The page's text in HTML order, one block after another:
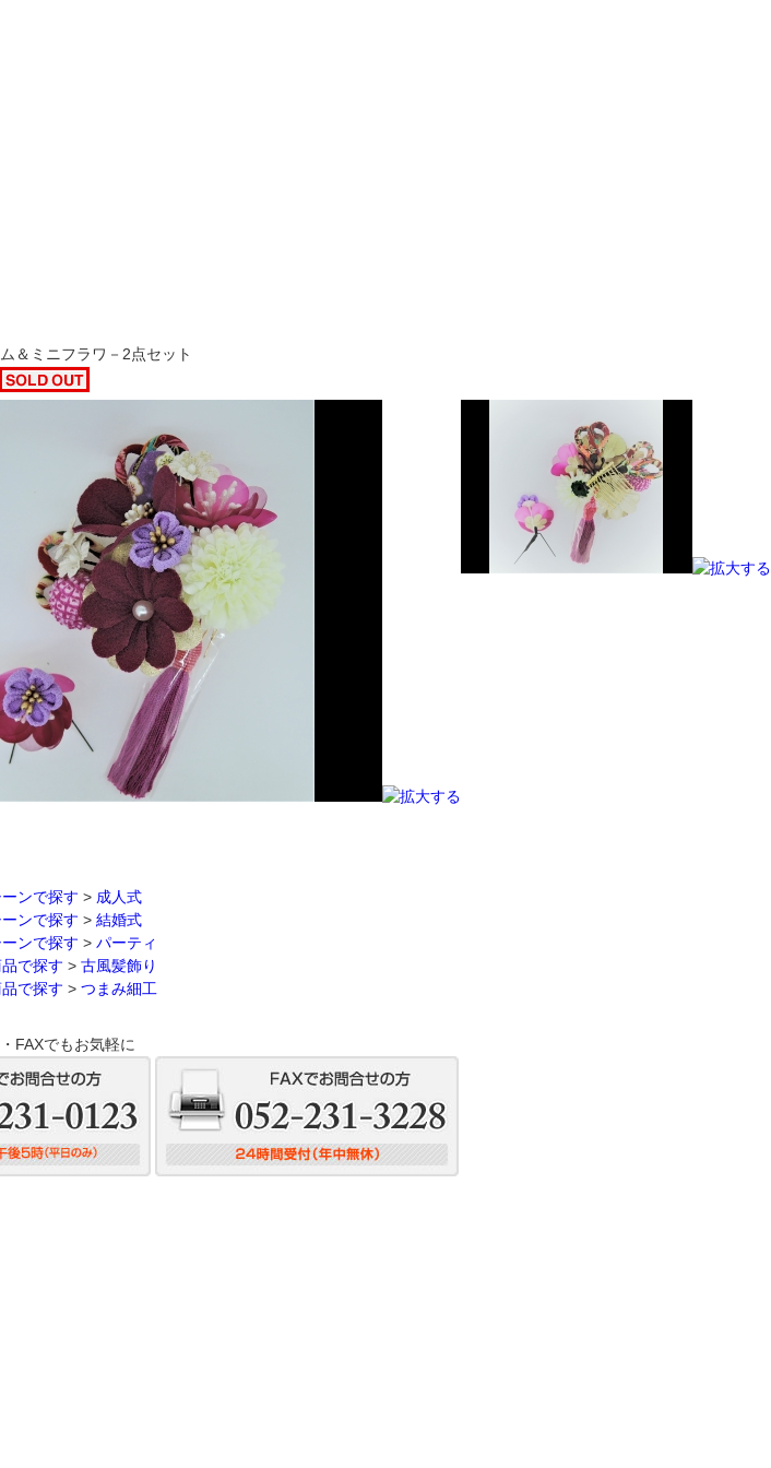
＆ミニフラワ－2点セット
ーンで探す > 成人式
ーンで探す > 結婚式
ーンで探す > パーティ
で探す > 古風髪飾り
で探す > つまみ細工
FAXでもお気軽に